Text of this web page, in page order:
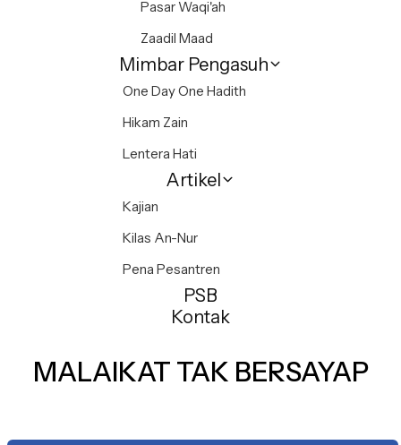
Pasar Waqi'ah
Zaadil Maad
Mimbar Pengasuh
One Day One Hadith
Hikam Zain
Lentera Hati
Artikel
Kajian
Kilas An-Nur
Pena Pesantren
PSB
Kontak
MALAIKAT TAK BERSAYAP